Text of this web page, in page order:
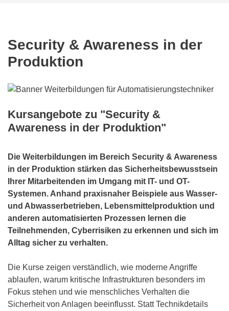
Security & Awareness in der
Produktion
Kursangebote zu "Security &
Awareness in der Produktion"
Die Weiterbildungen im Bereich Security & Awareness
in der Produktion stärken das Sicherheitsbewusstsein
Ihrer Mitarbeitenden im Umgang mit IT- und OT-
Systemen. Anhand praxisnaher Beispiele aus Wasser-
und Abwasserbetrieben, Lebensmittelproduktion und
anderen automatisierten Prozessen lernen die
Teilnehmenden, Cyberrisiken zu erkennen und sich im
Alltag sicher zu verhalten.
Die Kurse zeigen verständlich, wie moderne Angriffe
ablaufen, warum kritische Infrastrukturen besonders im
Fokus stehen und wie menschliches Verhalten die
Sicherheit von Anlagen beeinflusst. Statt Technikdetails